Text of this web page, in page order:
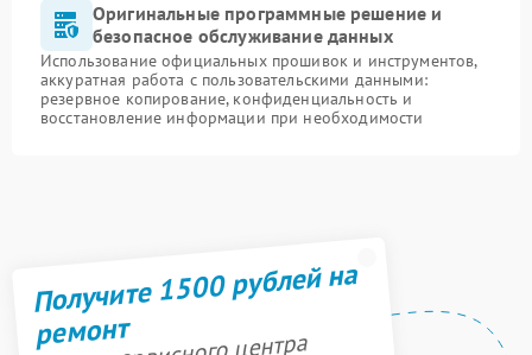
Оригинальные программные решение и
безопасное обслуживание данных
Использование официальных прошивок и инструментов,
аккуратная работа с пользовательскими данными:
резервное копирование, конфиденциальность и
восстановление информации при необходимости
Получите 1500 рублей на
ремонт